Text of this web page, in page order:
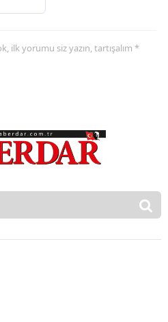
ilk yorumu siz yazın, tartışalım *